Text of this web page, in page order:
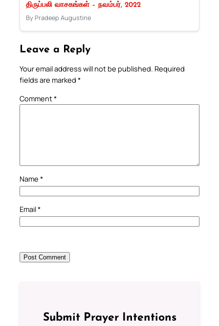
திருப்பலி வாசகங்கள் – நவம்பர், 2022
By Pradeep Augustine
Leave a Reply
Your email address will not be published. Required
fields are marked *
Comment*
Name *
Email*
Submit Prayer Intentions